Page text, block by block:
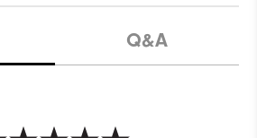
Q&A